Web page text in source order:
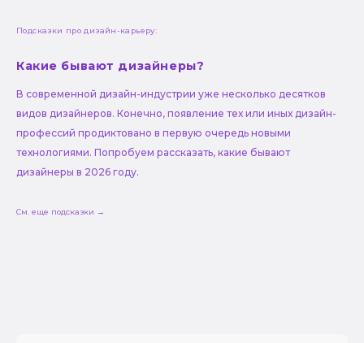
Подсказки про дизайн-карьеру:
Какие бывают дизайнеры?
В современной дизайн-индустрии уже несколько десятков
видов дизайнеров. Конечно, появление тех или иных дизайн-
профессий продиктовано в первую очередь новыми
технологиями. Попробуем рассказать, какие бывают
дизайнеры в 2026 году.
См. еще подсказки →